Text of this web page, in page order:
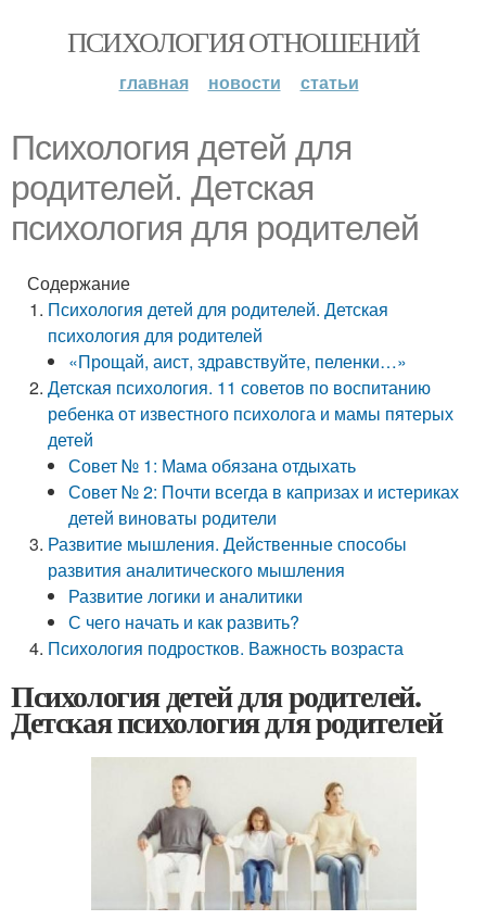
ПСИХОЛОГИЯ ОТНОШЕНИЙ
главная новости статьи
Психология детей для
родителей. Детская
психология для родителей
Содержание
Психология детей для родителей. Детская
психология для родителей
«Прощай, аист, здравствуйте, пеленки…»
Детская психология. 11 советов по воспитанию
ребенка от известного психолога и мамы пятерых
детей
Совет № 1: Мама обязана отдыхать
Совет № 2: Почти всегда в капризах и истериках
детей виноваты родители
Развитие мышления. Действенные способы
развития аналитического мышления
Развитие логики и аналитики
С чего начать и как развить?
Психология подростков. Важность возраста
Психология детей для родителей.
Детская психология для родителей